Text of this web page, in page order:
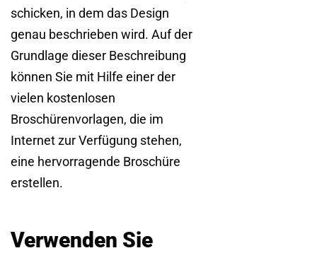
schicken, in dem das Design
genau beschrieben wird. Auf der
Grundlage dieser Beschreibung
können Sie mit Hilfe einer der
vielen kostenlosen
Broschürenvorlagen, die im
Internet zur Verfügung stehen,
eine hervorragende Broschüre
erstellen.
Verwenden Sie